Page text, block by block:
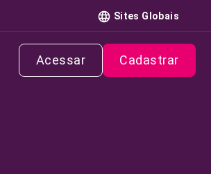
Sites Globais
Acessar Cadastrar